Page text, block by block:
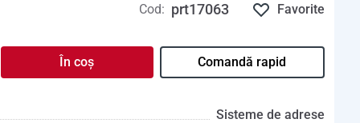
Cod: prt17063 Favorite
În coș Comandă rapid
Sisteme de adrese